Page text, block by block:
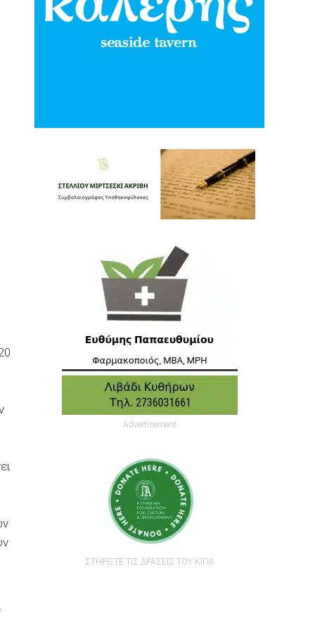
Advertisement
ΣΤΗΡΙΞΤΕ ΤΙΣ ΔΡΑΣΕΙΣ ΤΟΥ ΚΙΠΑ